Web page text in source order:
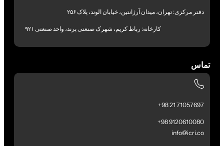
دفتر مرکزی: تهران، میدان آرژانتین، خیابان الوند، پلاک ۲۵۶
کارخانه: رباط کریم، شهرک صنعتی پرند، واحد صنعتی ۹۲۱
تماس
71057697 21 98+
9120610080 98+
info@icri.co